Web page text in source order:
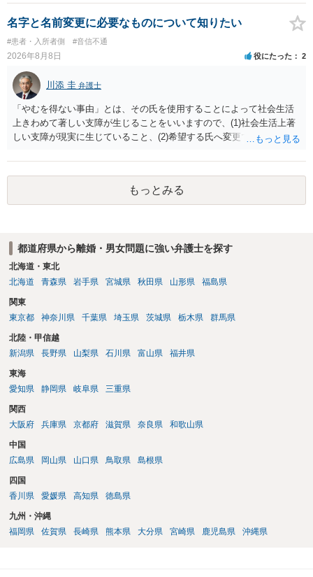
完全に所有する場合は、他の相続人に対して自宅の評価額の１/２の代
償金の支払いが必要になります。
名字と名前変更に必要なものについて知りたい
#患者・入所者側 #音信不通
2026年8月8日 役にたった 2
川添 圭 弁護士
「やむを得ない事由」とは、その氏を使用することによって社会生活
上きわめて著しい支障が生じることをいいますので、(1)社会生活上著
しい支障が現実に生じていること、(2)希望する氏へ変更できればその
できるかどうかがポイントです。 記録中に現れた一切の事情が判断対
象ですので、上記(1)と(2)を説明できる資料は全て（ただし理路整然
に）提出することが必要になります。「フラッシュバック」とのこと
なので、例えば、医学上確立されているPTSDの診断基準に合致した説
護士へ依頼しても苦労することが強く予想されるところです。、もし
本人申立てをお考えであれば、医学知識はもちろん法律知識も要求さ
れますので、性急な申立てをせず、知識と資料をしっかりと揃えて、
もっとみる
都道府県から離婚・男女問題に強い弁護士を探す
北海道・東北
北海道
青森県 岩手県 宮城県 秋田県 山形県 福島県
関東
東京都
神奈川県 千葉県 埼玉県 茨城県 栃木県 群馬県
北陸・甲信越
新潟県
長野県 山梨県 石川県 富山県 福井県
東海
愛知県
静岡県 岐阜県 三重県
関西
大阪府
兵庫県 京都府 滋賀県 奈良県 和歌山県
中国
広島県
岡山県 山口県 鳥取県 島根県
四国
香川県
愛媛県 高知県 徳島県
九州・沖縄
福岡県
佐賀県 長崎県 熊本県 大分県 宮崎県 鹿児島県 沖縄県